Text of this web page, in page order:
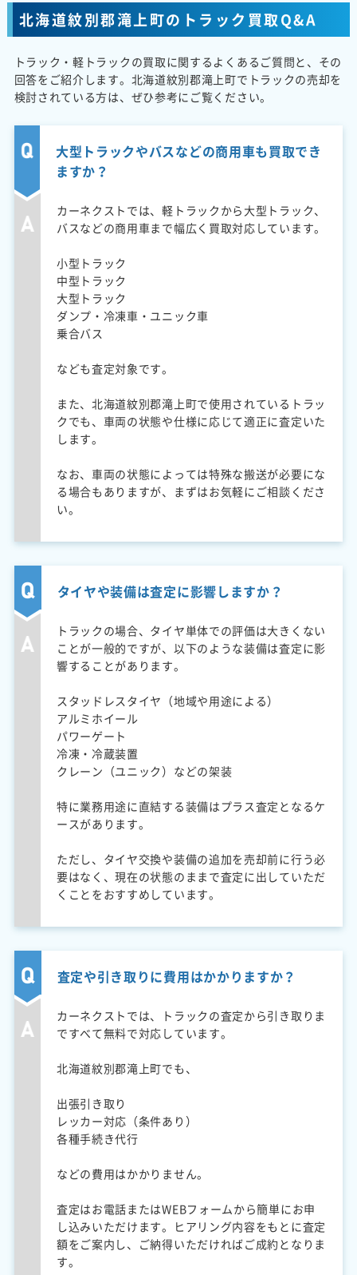
北海道紋別郡滝上町のトラック買取Q&A
トラック・軽トラックの買取に関するよくあるご質問と、その
回答をご紹介します。北海道紋別郡滝上町でトラックの売却を
検討されている方は、ぜひ参考にご覧ください。
大型トラックやバスなどの商用車も買取でき
ますか？
カーネクストでは、軽トラックから大型トラック、
バスなどの商用車まで幅広く買取対応しています。
小型トラック
中型トラック
大型トラック
ダンプ・冷凍車・ユニック車
乗合バス
なども査定対象です。
また、北海道紋別郡滝上町で使用されているトラッ
クでも、車両の状態や仕様に応じて適正に査定いた
します。
なお、車両の状態によっては特殊な搬送が必要にな
る場合もありますが、まずはお気軽にご相談くださ
い。
タイヤや装備は査定に影響しますか？
トラックの場合、タイヤ単体での評価は大きくない
ことが一般的ですが、以下のような装備は査定に影
響することがあります。
スタッドレスタイヤ（地域や用途による）
アルミホイール
パワーゲート
冷凍・冷蔵装置
クレーン（ユニック）などの架装
特に業務用途に直結する装備はプラス査定となるケ
ースがあります。
ただし、タイヤ交換や装備の追加を売却前に行う必
要はなく、現在の状態のままで査定に出していただ
くことをおすすめしています。
査定や引き取りに費用はかかりますか？
カーネクストでは、トラックの査定から引き取りま
ですべて無料で対応しています。
北海道紋別郡滝上町でも、
出張引き取り
レッカー対応（条件あり）
各種手続き代行
などの費用はかかりません。
査定はお電話またはWEBフォームから簡単にお申
し込みいただけます。ヒアリング内容をもとに査定
額をご案内し、ご納得いただければご成約となりま
す。